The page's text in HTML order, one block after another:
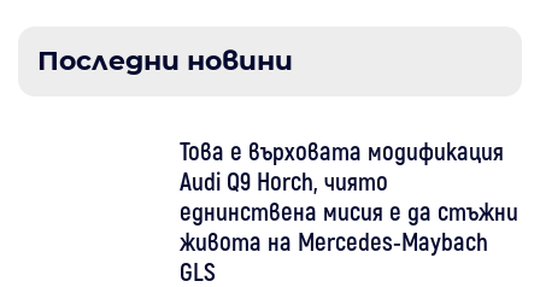
Последни новини
Това е върховата модификация
Audi Q9 Horch, чиято
еднинствена мисия е да стъжни
живота на Mercedes-Maybach
GLS